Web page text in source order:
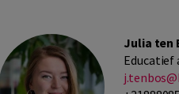
Julia ten
Educatief